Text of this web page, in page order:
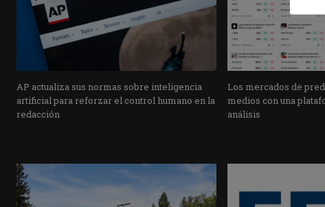
AP actualiza sus normas sobre inteligencia
artificial para reforzar el control humano en la
redacción
Los mercados de
medios con una
análisis